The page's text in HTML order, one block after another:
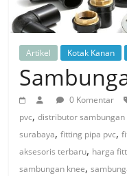
Artikel Kotak Kanan
0 Komentar
pvc,distributor sambungan
surabaya,fitting pipa pvc,
aksesoris terbaru, harga
sambungan knee,